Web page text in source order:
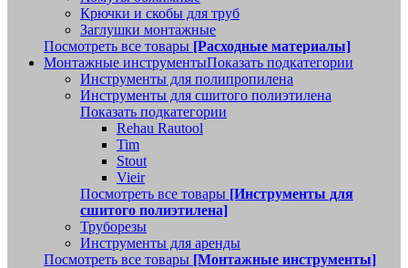
Крючки и скобы для труб
Заглушки монтажные
Посмотреть все товары [Расходные материалы]
Монтажные инструментыПоказать подкатегории
Инструменты для полипропилена
Инструменты для сшитого полиэтилена
Показать подкатегории
Rehau Rautool
Tim
Stout
Vieir
Посмотреть все товары [Инструменты для
сшитого полиэтилена]
Труборезы
Инструменты для аренды
Посмотреть все товары [Монтажные инструменты]